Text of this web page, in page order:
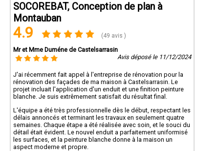
SOCOREBAT, Conception de plan à
Montauban
4.9 (49 avis )
Mr et Mme Duméne de Castelsarrasin
Avis déposé le 11/12/2024
J'ai récemment fait appel à l'entreprise de rénovation pour la
rénovation des façades de ma maison à Castelsarrasin. Le
projet incluait l'application d'un enduit et une finition peinture
blanche. Je suis extrêmement satisfait du résultat final.
L'équipe a été très professionnelle dès le début, respectant les
délais annoncés et terminant les travaux en seulement quatre
semaines. Chaque étape a été réalisée avec soin, et le souci du
détail était évident. Le nouvel enduit a parfaitement uniformisé
les surfaces, et la peinture blanche donne à la maison un
aspect moderne et propre.